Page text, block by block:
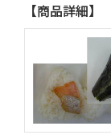
【商品詳細】